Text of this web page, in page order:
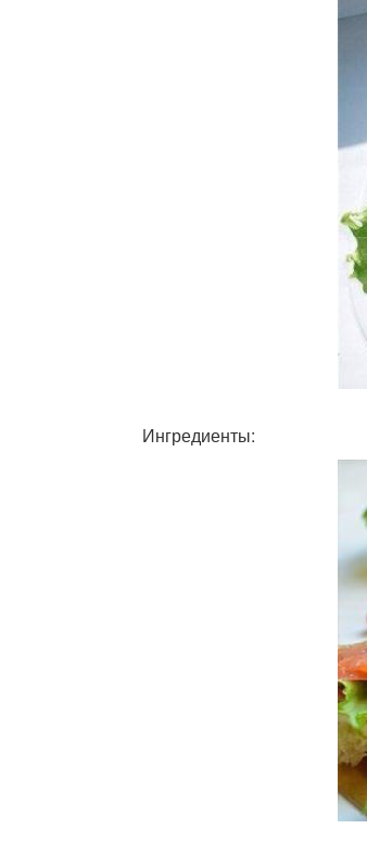
Ингредиенты: